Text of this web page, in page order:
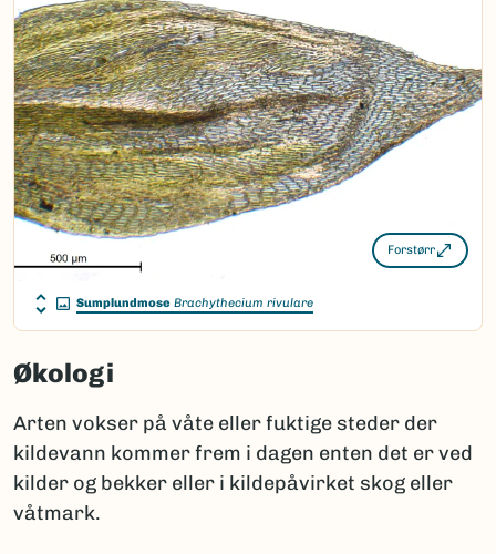
Forstørr
Sumplundmose Brachythecium rivulare
Økologi
Arten vokser på våte eller fuktige steder der
kildevann kommer frem i dagen enten det er ved
kilder og bekker eller i kildepåvirket skog eller
våtmark.